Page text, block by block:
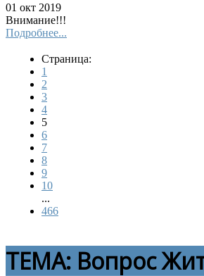
01 окт 2019
Внимание!!!
Подробнее...
Страница:
1
2
3
4
5
6
7
8
9
10
...
466
ТЕМА: Вопрос